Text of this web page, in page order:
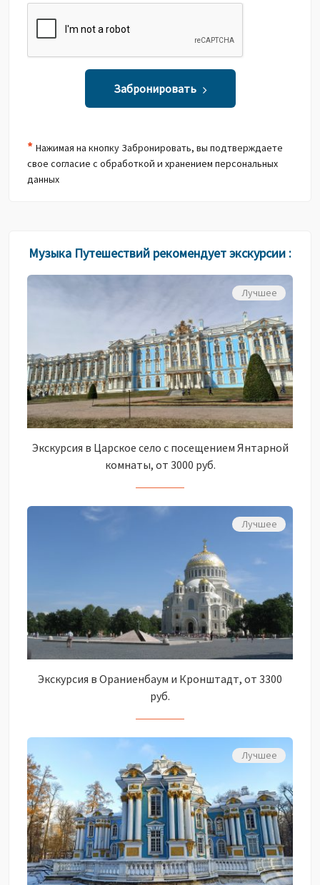
* Нажимая на кнопку Забронировать, вы подтверждаете
свое согласие с обработкой и хранением персональных
данных
Забронировать
Музыка Путешествий рекомендует экскурсии :
Лучшее
Экскурсия в Царское село с посещением Янтарной
комнаты, от 3000 руб.
Лучшее
Экскурсия в Ораниенбаум и Кронштадт, от 3300
руб.
Лучшее